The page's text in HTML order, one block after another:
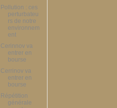
Pollution : ces
perturbateu
rs de notre
environnem
ent
Cerinnov va
entrer en
bourse
Cerrinov va
entrer en
bourse
Répétition
générale